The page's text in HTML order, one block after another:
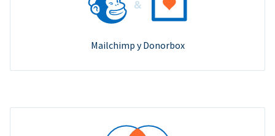
Mailchimp y Donorbox